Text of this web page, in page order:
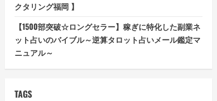
クタリング福岡 】
【1500部突破☆ロングセラー】稼ぎに特化した副業ネ
ット占いのバイブル～逆算タロット占いメール鑑定マ
ニュアル～
TAGS